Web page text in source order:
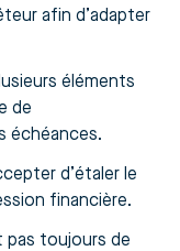
afin d’adapter
éléments
de
échéances.
d’étaler le
financière.
toujours de